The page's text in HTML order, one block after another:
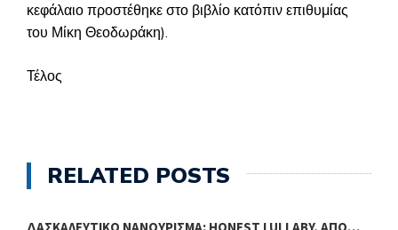
κεφάλαιο προστέθηκε στο βιβλίο κατόπιν επιθυμίας
του Μίκη Θεοδωράκη).
Τέλος
RELATED POSTS